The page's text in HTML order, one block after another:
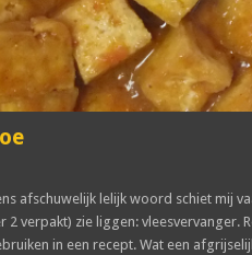
afschuwelijk lelijk woord schiet mij
verpakt) zie liggen: vleesvervanger.
in een recept. Wat een